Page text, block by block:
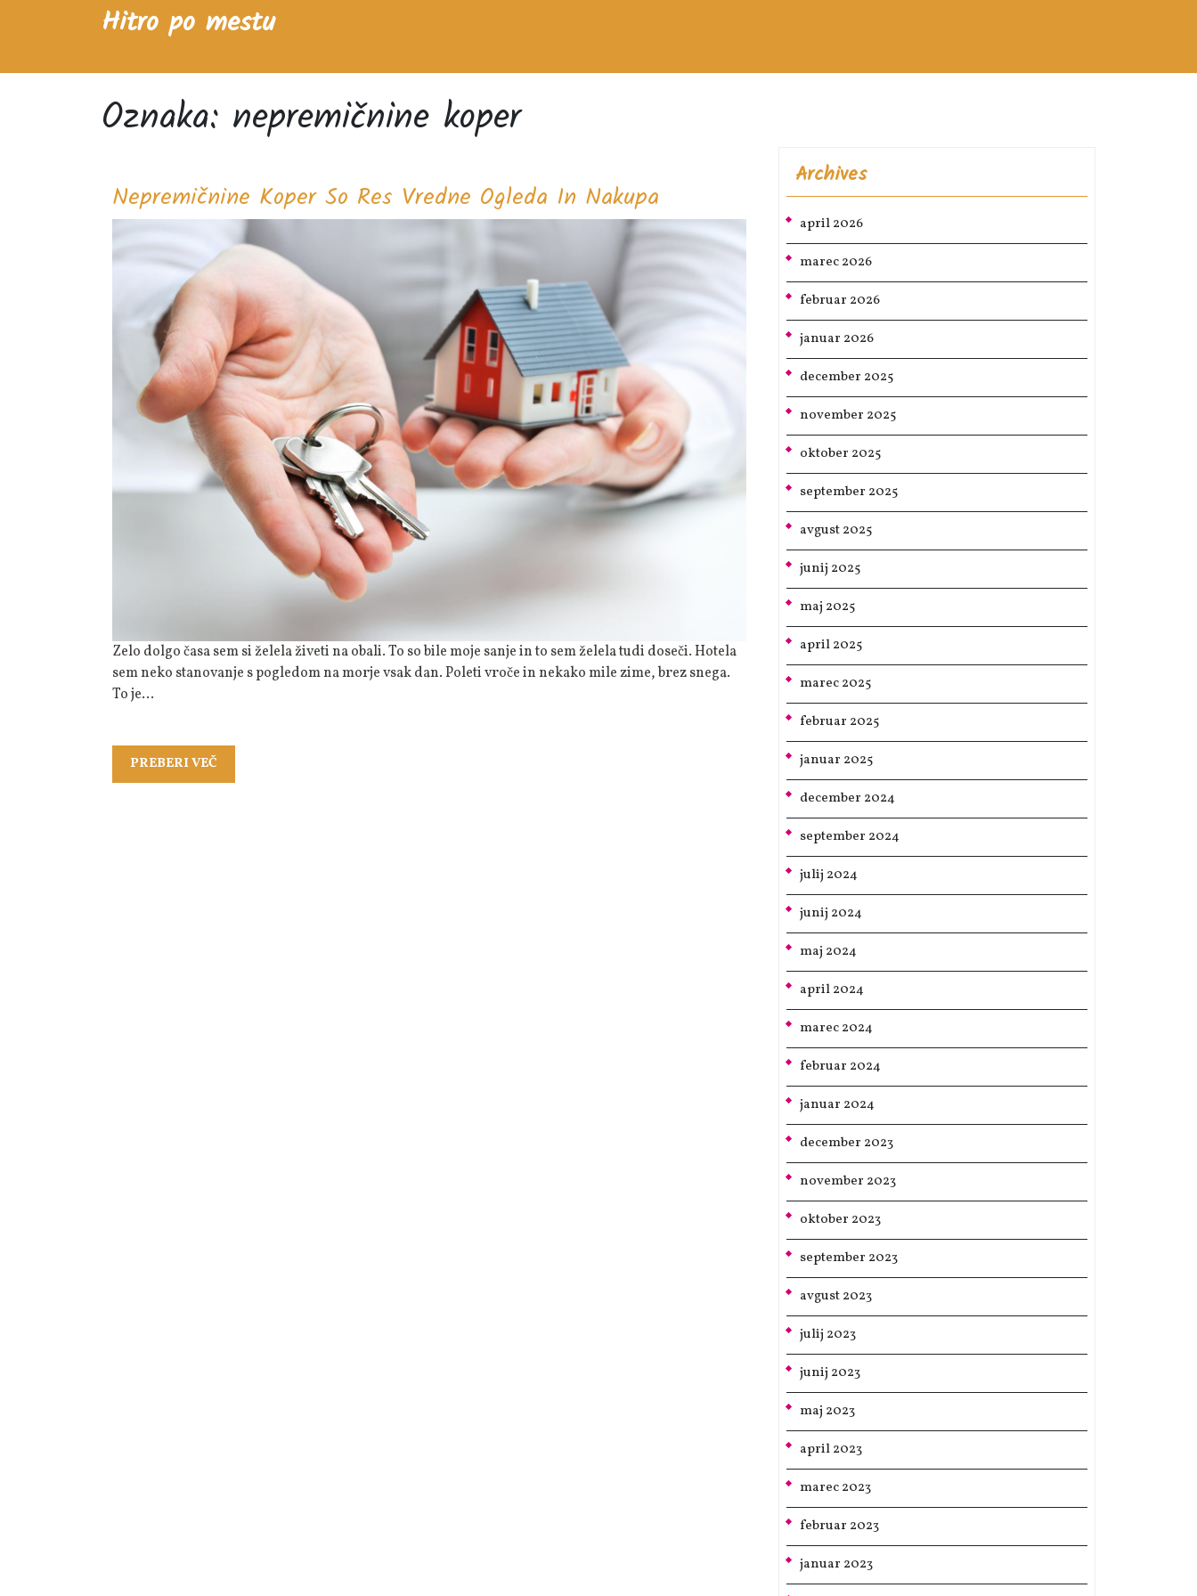
Hitro po mestu
Oznaka: nepremičnine koper
Nepremičnine Koper So Res Vredne Ogleda In Nakupa Nepremičnine
Koper
So
Res
Vredne
Ogleda
Nakupa
Zelo dolgo časa sem si želela živeti na obali. To so bile moje sanje in to sem želela tudi doseči. Hotela
sem neko stanovanje s pogledom na morje vsak dan. Poleti vroče in nekako mile zime, brez snega.
To je…
PREBERI VEČ
VEČ
Archives
april 2026
marec 2026
februar 2026
januar 2026
december 2025
november 2025
oktober 2025
september 2025
avgust 2025
junij 2025
maj 2025
april 2025
marec 2025
februar 2025
januar 2025
december 2024
september 2024
julij 2024
junij 2024
maj 2024
april 2024
marec 2024
februar 2024
januar 2024
december 2023
november 2023
oktober 2023
september 2023
avgust 2023
julij 2023
junij 2023
maj 2023
april 2023
marec 2023
februar 2023
januar 2023